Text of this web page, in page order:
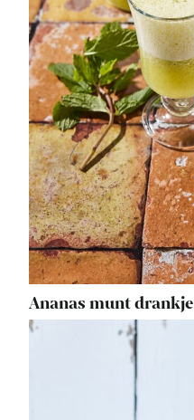
Ananas munt drankje